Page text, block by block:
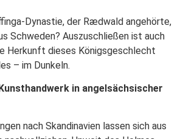
Dynastie, der Rædwald angehörte,
Schweden? Auszuschließen ist auch
Herkunft dieses Königsgeschlecht
– im Dunkeln.
in angelsächsischer
nach Skandinavien lassen sich aus